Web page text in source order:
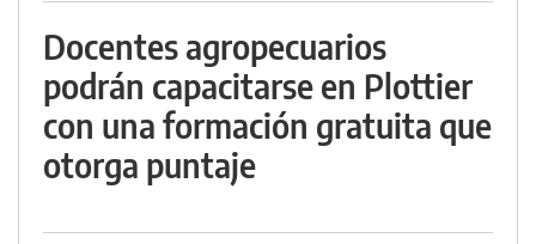
Docentes agropecuarios
podrán capacitarse en Plottier
con una formación gratuita que
otorga puntaje